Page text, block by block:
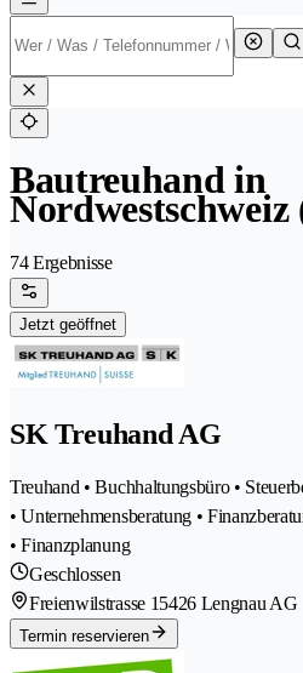
Bautreuhand in
Nordwestschweiz
74 Ergebnisse
Jetzt geöffnet
SK Treuhand AG
Treuhand • Buchhaltungsbüro •
• Unternehmensberatung •
• Finanzplanung
Geschlossen
Freienwilstrasse 15426 Lengnau AG
Termin reservieren